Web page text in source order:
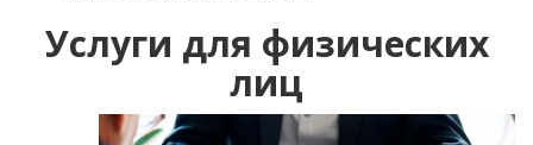
Услуги для физических
лиц